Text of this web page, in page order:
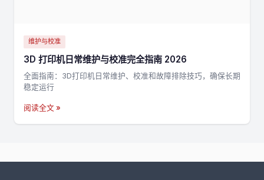
维护与校准
3D 打印机日常维护与校准完全指南 2026
全面指南：3D打印机日常维护、校准和故障排除技巧，确保长期
稳定运行
阅读全文 »